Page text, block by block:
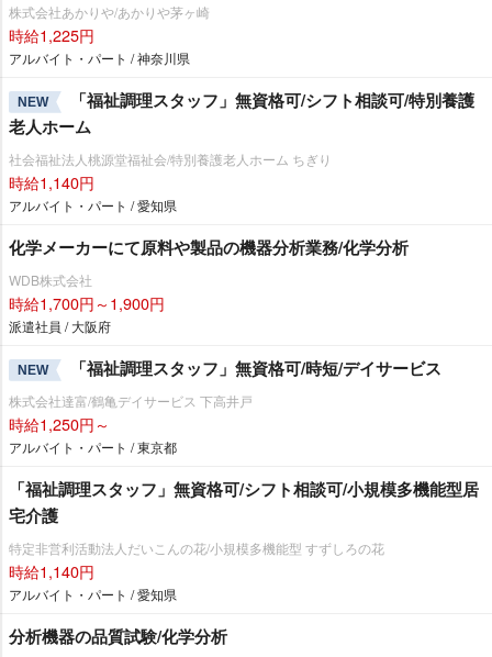
株式会社あかりや/あかりや茅ヶ崎
時給1,225円
アルバイト・パート / 神奈川県
NEW
「福祉調理スタッフ」無資格可/シフト相談可/特別養護
老人ホーム
社会福祉法人桃源堂福祉会/特別養護老人ホーム ちぎり
時給1,140円
アルバイト・パート / 愛知県
化学メーカーにて原料や製品の機器分析業務/化学分析
WDB株式会社
時給1,700円～1,900円
派遣社員 / 大阪府
NEW 「福祉調理スタッフ」無資格可/時短/デイサービス
株式会社達富/鶴亀デイサービス 下高井戸
時給1,250円～
アルバイト・パート / 東京都
「福祉調理スタッフ」無資格可/シフト相談可/小規模多機能型居
宅介護
特定非営利活動法人だいこんの花/小規模多機能型 すずしろの花
時給1,140円
アルバイト・パート / 愛知県
分析機器の品質試験/化学分析